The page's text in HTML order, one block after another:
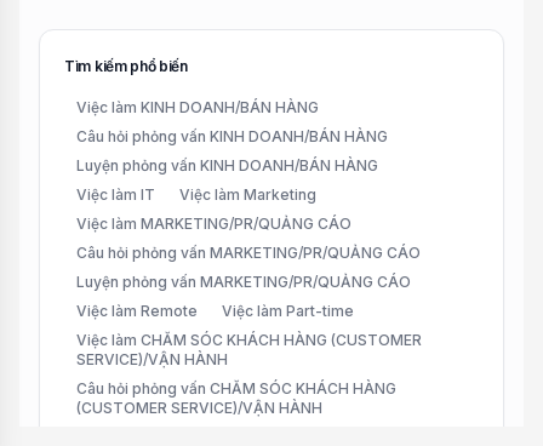
Tìm kiếm phổ biến
Việc làm KINH DOANH/BÁN HÀNG
Câu hỏi phỏng vấn KINH DOANH/BÁN HÀNG
Luyện phỏng vấn KINH DOANH/BÁN HÀNG
Việc làm IT
Việc làm Marketing
Việc làm MARKETING/PR/QUẢNG CÁO
Câu hỏi phỏng vấn MARKETING/PR/QUẢNG CÁO
Luyện phỏng vấn MARKETING/PR/QUẢNG CÁO
Việc làm Remote
Việc làm Part-time
Việc làm CHĂM SÓC KHÁCH HÀNG (CUSTOMER
SERVICE)/VẬN HÀNH
Câu hỏi phỏng vấn CHĂM SÓC KHÁCH HÀNG
(CUSTOMER SERVICE)/VẬN HÀNH